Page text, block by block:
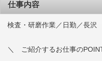
仕事内容
検査・研磨作業／日勤／長沢
＼ ご紹介するお仕事の